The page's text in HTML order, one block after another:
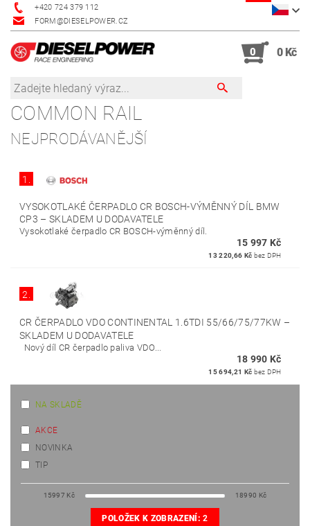
+420 724 379 112
FORM@DIESELPOWER.CZ
0 0 Kč
COMMON RAIL
NEJPRODÁVANĚJŠÍ
1.
VYSOKOTLAKÉ ČERPADLO CR BOSCH-VÝMĚNNÝ DÍL BMW
CP3 –SKLADEM U DODAVATELE
Vysokotlaké čerpadlo CR BOSCH-výměnný díl.
15 997 Kč
13 220,66 Kč bez DPH
2.
CR ČERPADLO VDO CONTINENTAL 1.6TDI 55/66/75/77KW –
SKLADEM U DODAVATELE
Nový díl CR čerpadlo paliva VDO...
18 990 Kč
15 694,21 Kč bez DPH
NA SKLADĚ
AKCE
NOVINKA
TIP
15997 Kč 18990 Kč
POLOŽEK K ZOBRAZENÍ:2